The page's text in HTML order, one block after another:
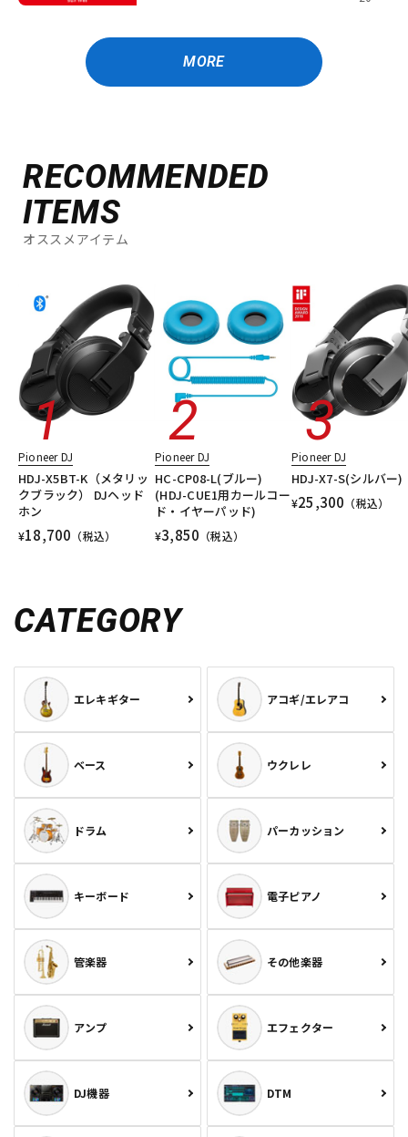
MORE
RECOMMENDED
ITEMS
オススメアイテム
Pioneer DJ
HDJ-X5BT-K（メタリッ
クブラック） DJヘッド
ホン
¥18,700 （税込）
Pioneer DJ
HC-CP08-L(ブルー)
(HDJ-CUE1用カールコー
ド・イヤーパッド)
¥3,850 （税込）
Pioneer DJ
HDJ-X7-S(シルバー)
¥25,300 （税込）
CATEGORY
エレキギター アコギ/エレアコ
ベース ウクレレ
ドラム パーカッション
キーボード 電子ピアノ
管楽器 その他楽器
アンプ エフェクター
DJ機器 DTM